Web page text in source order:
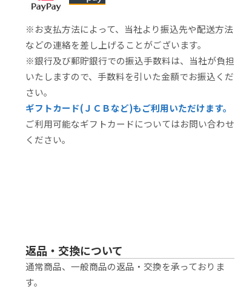
※お支払方法によって、当社より振込先や配送方法
などの連絡を差し上げることがございます。
※銀行及び郵貯銀行での振込手数料は、当社が負担
いたしますので、手数料を引いた金額でお振込くだ
さい。
ギフトカード(ＪＣＢなど)もご利用いただけます。
ご利用可能なギフトカードについてはお問い合わせ
ください。
返品・交換について
通常商品、一般商品の返品・交換を承っておりま
す。